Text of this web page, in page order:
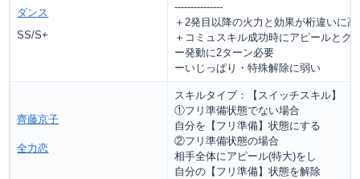
ダンス
SS/S+
---------------
＋2発目以降の火力と効果が桁違いに高
＋コミュスキル成功時にアピールとク
ー発動に2ターン必要
ーいじっぱり・特殊解除に弱い
齊藤京子
全力恋
スキルタイプ：【スイッチスキル】
①フリ準備状態でない場合
自分を【フリ準備】状態にする
②フリ準備状態の場合
相手全体にアピール(特大)をし
自分の【フリ準備】状態を解除